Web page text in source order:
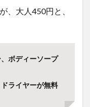
、大人450円と、
ボディーソープ
ライヤーが無料